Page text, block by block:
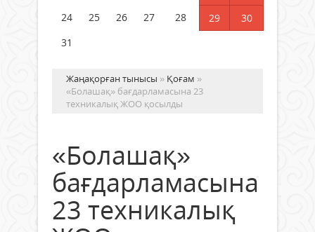
24
25 26 27 28 29
30
31
Жаңақорған тынысы » Қоғам »
«Болашақ» бағдарламасына 23
техникалық ЖОО қосылды
«Болашақ»
бағдарламасына
23 техникалық